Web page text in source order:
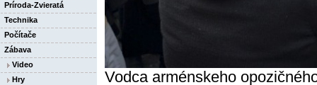
Príroda-Zvieratá
Technika
Počítače
Zábava
Video
Hry
Vodca arménskeho